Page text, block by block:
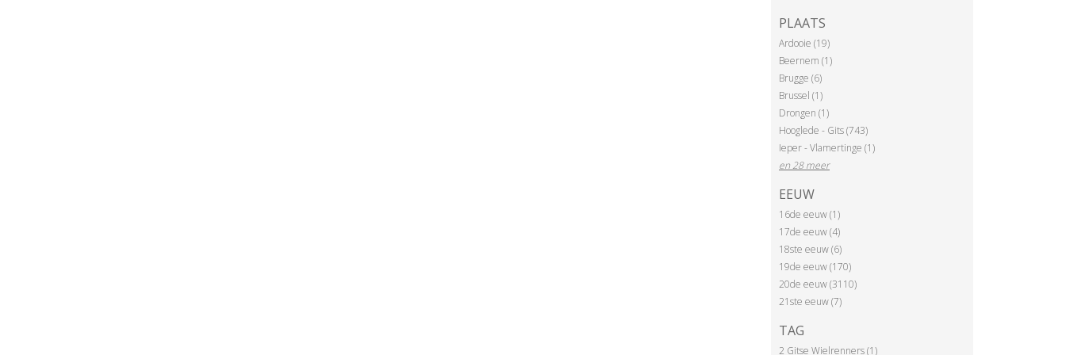
PLAATS
Ardooie (19)
Beernem (1)
Brugge (6)
Brussel (1)
Drongen (1)
Hooglede - Gits (743)
Ieper - Vlamertinge (1)
en 28 meer
EEUW
16de eeuw (1)
17de eeuw (4)
18ste eeuw (6)
19de eeuw (170)
20de eeuw (3110)
21ste eeuw (7)
TAG
2 Gitse Wielrenners (1)